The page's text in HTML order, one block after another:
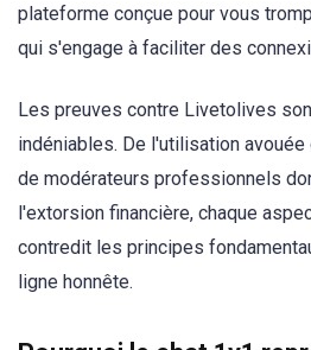
plateforme conçue pour vous
qui s'engage à faciliter des
Les preuves contre Livetolives
indéniables. De l'utilisation
de modérateurs professionnels
l'extorsion financière, chaque
contredit les principes
ligne honnête.